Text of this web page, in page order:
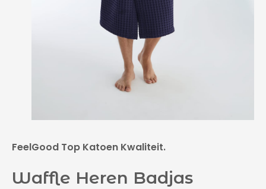
FeelGood Top Katoen Kwaliteit.
Waffle Heren Badjas